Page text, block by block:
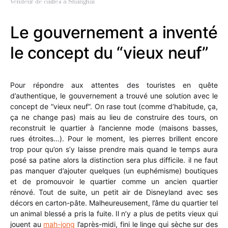
Vendeur de cailles à Shanghai
Le gouvernement a inventé
le concept du “vieux neuf”
Pour répondre aux attentes des touristes en quête
d’authentique, le gouvernement a trouvé une solution avec le
concept de “vieux neuf”. On rase tout (comme d’habitude, ça,
ça ne change pas) mais au lieu de construire des tours, on
reconstruit le quartier à l’ancienne mode (maisons basses,
rues étroites…). Pour le moment, les pierres brillent encore
trop pour qu’on s’y laisse prendre mais quand le temps aura
posé sa patine alors la distinction sera plus difficile. il ne faut
pas manquer d’ajouter quelques (un euphémisme) boutiques
et de promouvoir le quartier comme un ancien quartier
rénové. Tout de suite, un petit air de Disneyland avec ses
décors en carton-pâte. Malheureusement, l’âme du quartier tel
un animal blessé a pris la fuite. Il n’y a plus de petits vieux qui
jouent au mah-jong l’après-midi, fini le linge qui sèche sur des